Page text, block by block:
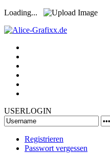
Loading...
USERLOGIN
Registrieren
Passwort vergessen